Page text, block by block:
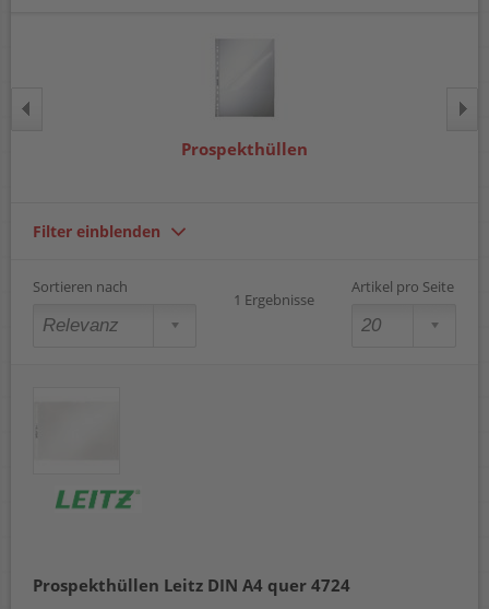
Prospekthüllen
Filter einblenden
Sortieren nach
1 Ergebnisse
Artikel pro Seite
Prospekthüllen Leitz DIN A4 quer 4724